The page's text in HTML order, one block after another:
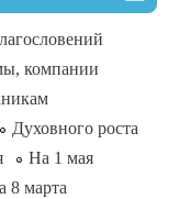
компании
Духовного роста
На 1 мая
8 марта